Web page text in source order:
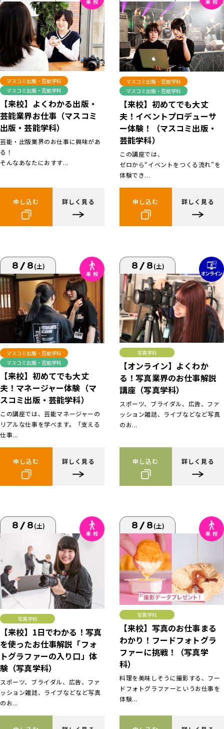
マスコミ出版・芸能学科
マスコミ出版・芸能学科
【来校】よくわかる出版・
芸能業界お仕事（マスコミ
出版・芸能学科）
芸能・出版業界のお仕事に興味があ
る！
そんなあなたにおすす...
申し込む 詳しく見る
マスコミ出版・芸能学科
マスコミ出版・芸能学科
【来校】初めてでも大丈
夫！イベントプロデューサ
ー体験！（マスコミ出版・
芸能学科）
この講座では、
ゼロから“イベントをつくる流れ”を
体験でき...
申し込む 詳しく見る
8/8(土)
マスコミ出版・芸能学科
マスコミ出版・芸能学科
【来校】初めてでも大丈
夫！マネージャー体験（マ
スコミ出版・芸能学科）
この講座では、芸能マネージャーの
リアルな仕事を学べます。「支える
仕事...
申し込む 詳しく見る
8/8(土)
写真学科
【オンライン】よくわか
る！写真業界のお仕事解説
講座（写真学科）
スポーツ、ブライダル、広告、ファ
ッション雑誌、ライブなどなど写真
のお...
申し込む 詳しく見る
8/8(土)
写真学科
【来校】1日でわかる！写真
を使ったお仕事解説「フォ
トグラファーの入り口」体
験（写真学科）
スポーツ、ブライダル、広告、ファ
ッション雑誌、ライブなどなど写真
のお...
8/8(土)
写真学科
【来校】写真のお仕事まる
わかり！フードフォトグラ
ファーに挑戦！（写真学
科）
料理を美味しそうに撮影する、フー
ドフォトグラファーというお仕事を
体験...